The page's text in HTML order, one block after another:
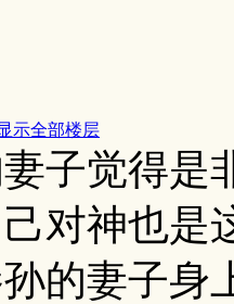
示全部楼层
子觉得是
对神也是
的妻子身